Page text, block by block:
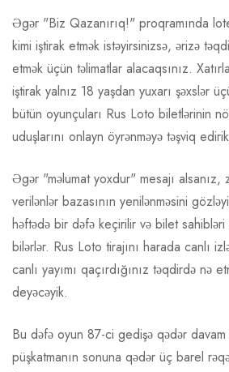
Əgər "Biz Qazanırıq!" proqramında
kimi iştirak etmək istəyirsinizsə, ərizə
etmək üçün təlimatlar alacaqsınız.
iştirak yalnız 18 yaşdan yuxarı şəxslər
bütün oyunçuları Rus Loto biletlərinin
uduşlarını onlayn öyrənməyə təşviq
Əgər "məlumat yoxdur" mesajı alsanız,
verilənlər bazasının yenilənməsini
həftədə bir dəfə keçirilir və bilet sahibləri
bilərlər. Rus Loto tirajını harada canlı
canlı yayımı qaçırdığınız təqdirdə nə
deyəcəyik.
Bu dəfə oyun 87-ci gedişə qədər
püşkatmanın sonuna qədər üç barel